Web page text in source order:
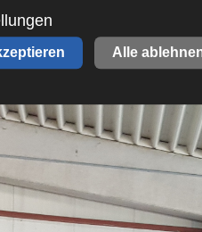
Alle